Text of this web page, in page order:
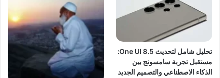
تحليل شامل لتحديث One UI 8.5:
مستقبل تجربة سامسونج بين
الذكاء الاصطناعي والتصميم الجديد